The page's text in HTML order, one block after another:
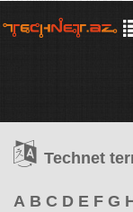
Technet
A B C D E F G